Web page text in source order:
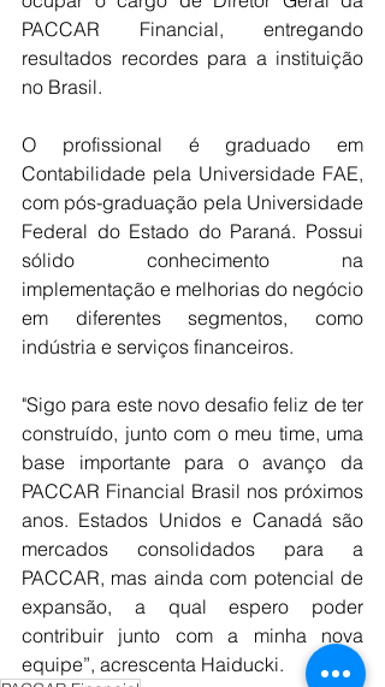
PACCAR Financial, entregando
resultados recordes para a instituição
no Brasil.
O profissional é graduado em
Contabilidade pela Universidade FAE,
com pós-graduação pela Universidade
Federal do Estado do Paraná. Possui
sólido conhecimento na
implementação e melhorias do negócio
em diferentes segmentos, como
indústria e serviços financeiros.
"Sigo para este novo desafio feliz de ter
construído, junto com o meu time, uma
base importante para o avanço da
PACCAR Financial Brasil nos próximos
anos. Estados Unidos e Canadá são
mercados consolidados para a
PACCAR, mas ainda com potencial de
expansão, a qual espero poder
contribuir junto com a minha nova
equipe”, acrescenta Haiducki.